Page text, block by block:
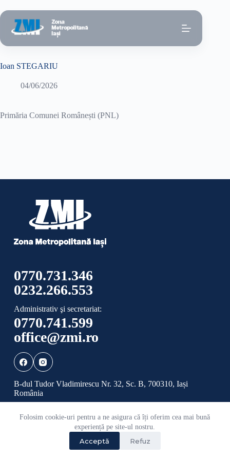
la
conținut
Folosim cookie-uri pentru a ne asigura că îți oferim cea mai bună
experiență pe site-ul nostru.
Acceptă Refuz
Ioan STEGARIU
04/06/2026
Primăria Comunei Românești (PNL)
0770.731.346
0232.266.553
Administrativ şi secretariat:
0770.741.599
office@zmi.ro
B-dul Tudor Vladimirescu Nr. 32, Sc. B, 700310, Iași
România
2026 Toate drepturile rezervate ADI ZONA
METROPOLITANĂ IAȘI.
Politică de confidențialitate